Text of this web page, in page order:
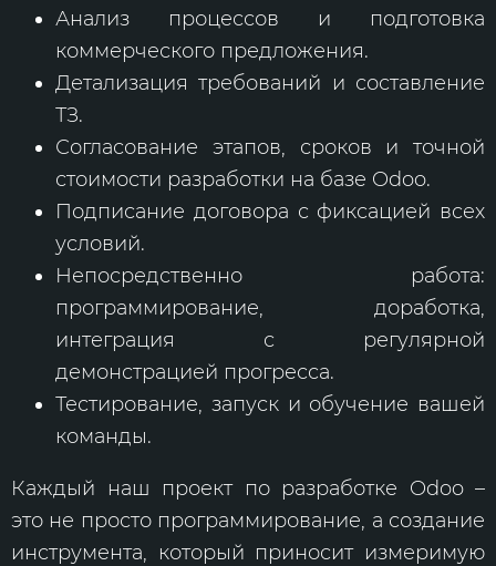
Анализ процессов и подготовка
коммерческого предложения.
Детализация требований и составление
ТЗ.
Согласование этапов, сроков и точной
стоимости разработки на базе Odoo.
Подписание договора с фиксацией всех
условий.
Непосредственно работа:
программирование, доработка,
интеграция с регулярной
демонстрацией прогресса.
Тестирование, запуск и обучение вашей
команды.
Каждый наш проект по разработке Odoo –
это не просто программирование, а создание
инструмента, который приносит измеримую